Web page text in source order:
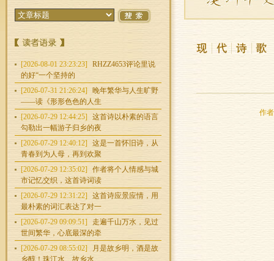
[2026-08-01 23:23:23]
RHZZ4653评论里说
的好“一个坚持的
[2026-07-31 21:26:24]
晚年繁华与人生旷野
——读《形形色色的人生
[2026-07-29 12:44:25]
这首诗以朴素的语言
勾勒出一幅游子归乡的夜
[2026-07-29 12:40:12]
这是一首怀旧诗，从
青春到为人母，再到欢聚
[2026-07-29 12:35:02]
作者将个人情感与城
市记忆交织，这首诗词读
[2026-07-29 12:31:22]
这首诗应景应情，用
最朴素的词汇表达了对一
[2026-07-29 09:09:51]
走遍千山万水，见过
世间繁华，心底最深的牵
[2026-07-29 08:55:02]
月是故乡明，酒是故
乡醇！珠江水、故乡水、
作